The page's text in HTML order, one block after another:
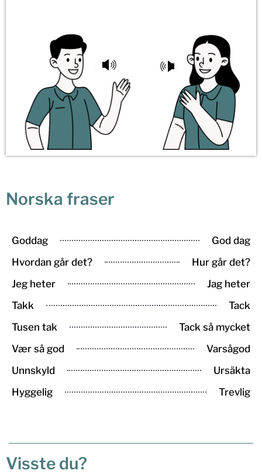
Norska fraser
Goddag
God dag
Hvordan går det?
Hur går det?
Jeg heter
Jag heter
Takk
Tack
Tusen tak
Tack så mycket
Vær så god
Varsågod
Unnskyld
Ursäkta
Hyggelig
Trevlig
Visste du?